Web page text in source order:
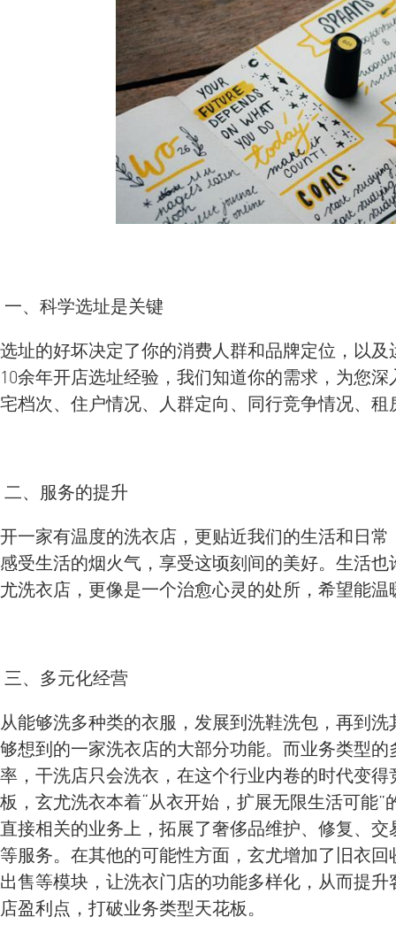
一、科学选址是关键
选址的好坏决定了你的消费人群和品牌定位，以
10余年开店选址经验，我们知道你的需求，为您
宅档次、住户情况、人群定向、同行竞争情况、
二、服务的提升
开一家有温度的洗衣店，更贴近我们的生活和日
感受生活的烟火气，享受这顷刻间的美好。生活
尤洗衣店，更像是一个治愈心灵的处所，希望能
三、多元化经营
从能够洗多种类的衣服，发展到洗鞋洗包，再到
够想到的一家洗衣店的大部分功能。而业务类型
率，干洗店只会洗衣，在这个行业内卷的时代变
板，玄尤洗衣本着“从衣开始，扩展无限生活可能
直接相关的业务上，拓展了奢侈品维护、修复、
等服务。在其他的可能性方面，玄尤增加了旧衣
出售等模块，让洗衣门店的功能多样化，从而提
店盈利点，打破业务类型天花板。